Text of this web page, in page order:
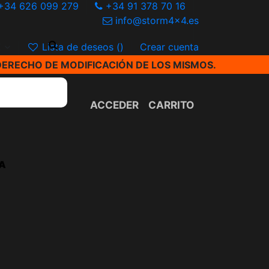
626 099 279
+34 91 378 70 16
info@storm4x4.es
Lista de deseos ()
Crear cuenta
DE MODIFICACIÓN DE LOS MISMOS.
ACCEDER CARRITO